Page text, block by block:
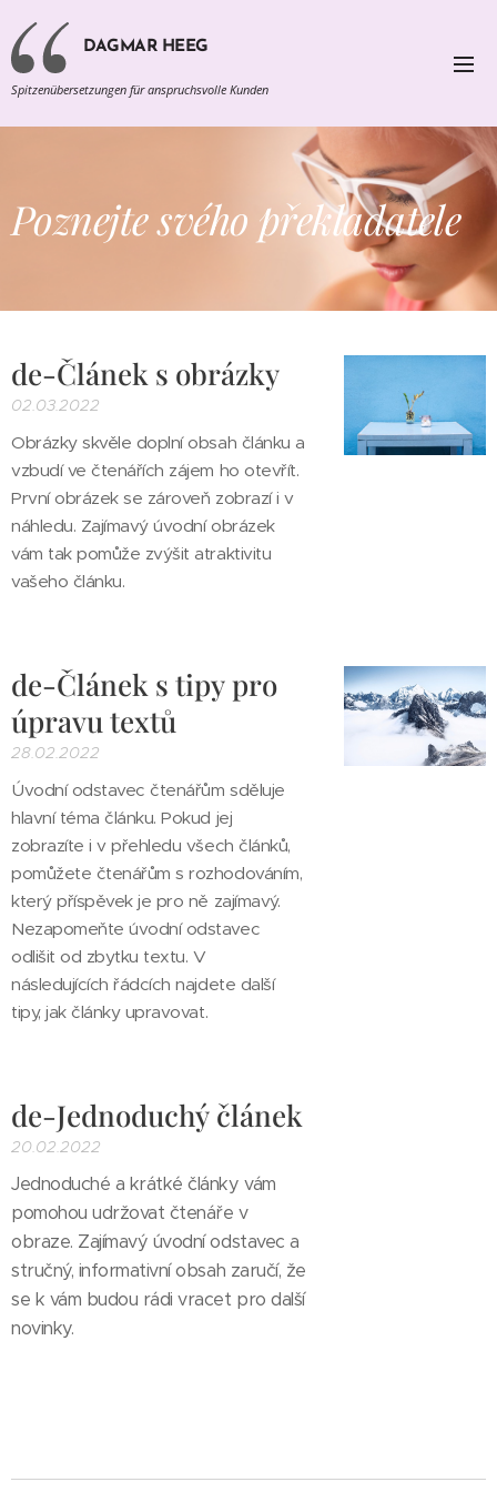
DAGMAR HEEG
Spitzenübersetzungen für anspruchsvolle Kunden
Poznejte svého překladatele
de-Článek s obrázky
02.03.2022
Obrázky skvěle doplní obsah článku a
vzbudí ve čtenářích zájem ho otevřít.
První obrázek se zároveň zobrazí i v
náhledu. Zajímavý úvodní obrázek
vám tak pomůže zvýšit atraktivitu
vašeho článku.
de-Článek s tipy pro
úpravu textů
28.02.2022
Úvodní odstavec čtenářům sděluje
hlavní téma článku. Pokud jej
zobrazíte i v přehledu všech článků,
pomůžete čtenářům s rozhodováním,
který příspěvek je pro ně zajímavý.
Nezapomeňte úvodní odstavec
odlišit od zbytku textu. V
následujících řádcích najdete další
tipy, jak články upravovat.
de-Jednoduchý článek
20.02.2022
Jednoduché a krátké články vám
pomohou udržovat čtenáře v
obraze. Zajímavý úvodní odstavec a
stručný, informativní obsah zaručí, že
se k vám budou rádi vracet pro další
novinky.